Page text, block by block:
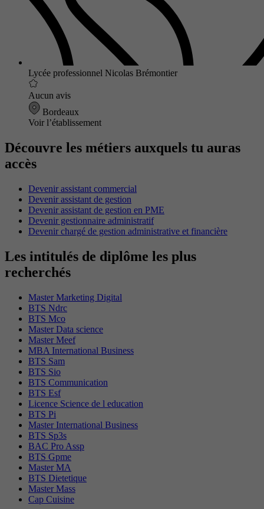
Lycée professionnel Nicolas Brémontier
Aucun avis
Bordeaux
Voir l’établissement
Découvre les métiers auxquels tu auras
accès
Devenir assistant commercial
Devenir assistant de gestion
Devenir assistant de gestion en PME
Devenir gestionnaire administratif
Devenir chargé de gestion administrative et financière
Les intitulés de diplôme les plus
recherchés
Master Marketing Digital
BTS Ndrc
BTS Mco
Master Data science
Master Meef
MBA International Business
BTS Sam
BTS Sio
BTS Communication
BTS Esf
Licence Science de l education
BTS Pi
Master International Business
BTS Sp3s
BAC Pro Assp
BTS Gpme
Master MA
BTS Dietetique
Master Mass
Cap Cuisine